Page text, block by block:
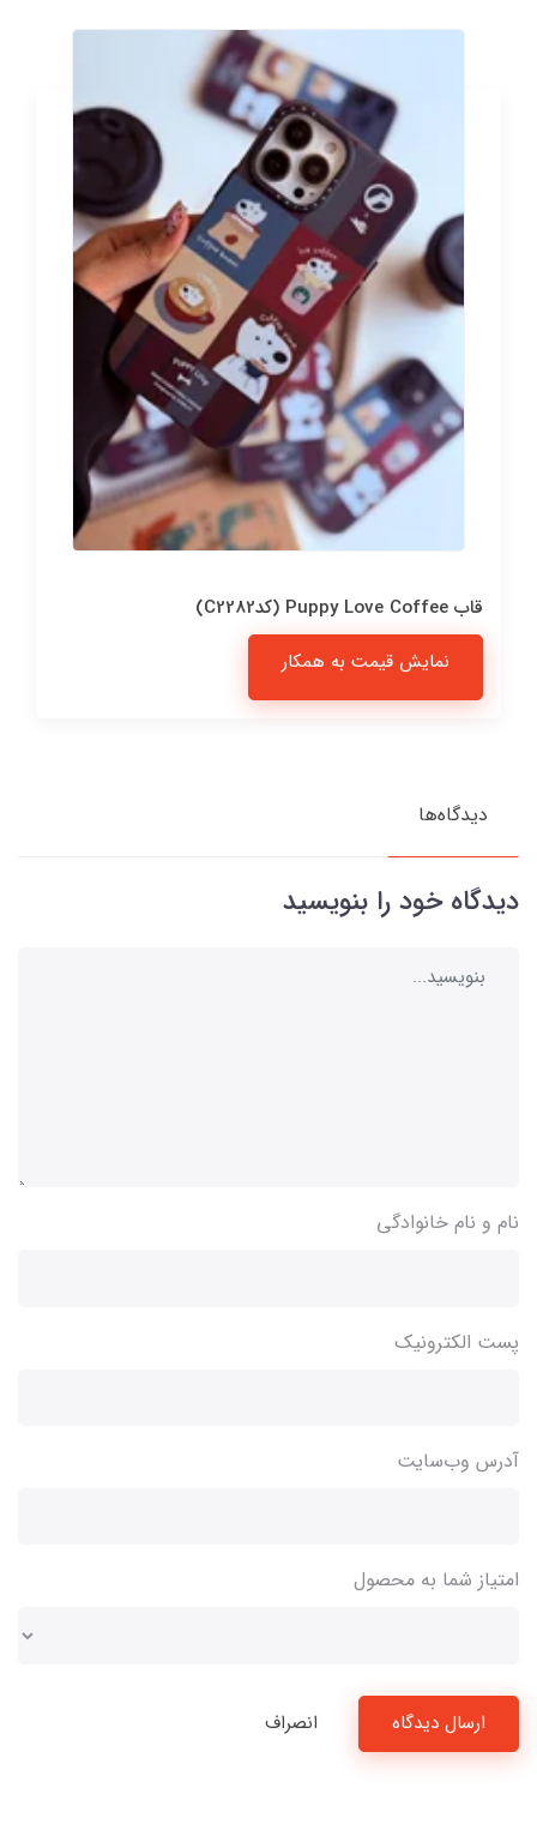
قاب Puppy Love Coffee (کدC2282)
نمایش قیمت به همکار
دیدگاه‌ها
دیدگاه خود را بنویسید
نام و نام خانوادگی
پست الکترونیک
آدرس وب‌سایت
امتیاز شما به محصول
ارسال دیدگاه انصراف